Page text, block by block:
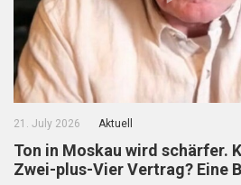
21. July 2026 Aktuell
Ton in Moskau wird schärfer.
Zwei-plus-Vier Vertrag? Eine